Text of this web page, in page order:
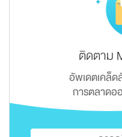
ติดตาม
อัพเดตเคล็ด
การตลาดอ